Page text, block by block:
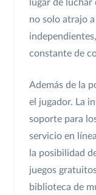
lugar de
no solo atrajo
constante de
Además de la
el jugador. La
soporte para
servicio en
la posibilidad
juegos
biblioteca de